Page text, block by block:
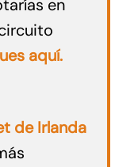
en
aquí.
de Irlanda